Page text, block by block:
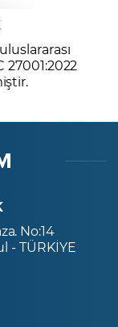
No:14
- TÜRKİYE